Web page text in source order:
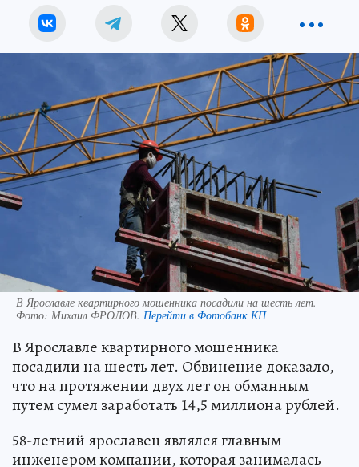
В Ярославле квартирного мошенника посадили на шесть лет.
Фото: Михаил ФРОЛОВ. Перейти в Фотобанк КП
В Ярославле квартирного мошенника
посадили на шесть лет. Обвинение доказало,
что на протяжении двух лет он обманным
путем сумел заработать 14,5 миллиона рублей.
58-летний ярославец являлся главным
инженером компании, которая занималась